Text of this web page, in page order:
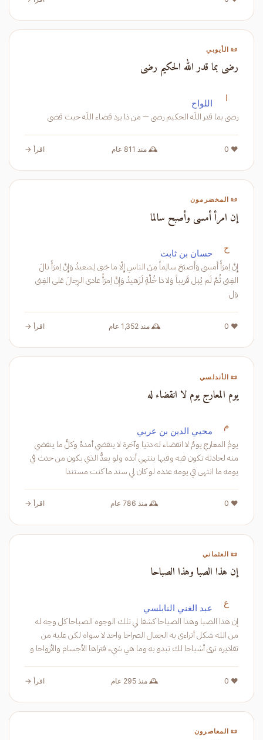
📜 الأيوبي
رضى بما قدر الله الحكيم رضى
ا اللواح
رضى بما قدر اللَه الحكيم رضى — من ذا يرد قضاء اللَه حيث قضى
❤️ 0 🕰️ منذ 811 عام اقرأ →
📜 المخضرمون
إن امرأ أمسى وأصبح سالما
ح حسان بن ثابت
إِنَّ اِمرَأً أَمسى وَأَصبَحَ سالِماً مِنَ الناسِ إِلّا ما جَنى لِسَعيدُ وَإِنَّ اِمرَأً نالَ
الغِنى ثُمَّ لَم يُنِل قَريباً وَلا ذا خُلَّةٍ لَزَهيدُ وَإِنَّ اِمرَأً عادى الرِجالَ عَلى الغِنى
وَل
❤️ 0 🕰️ منذ 1,352 عام اقرأ →
📜 الأندلسي
يوم المعارج يوم لا انقضاء له
م محيي الدين بن عربي
يومُ المعارجِ يومٌ لا انقضاء له دنيا وآخرة لا ينقضي أمدهْ وكلُّ ما ينقضي
منه لحادثة تكون فيه وفيها ينتهي أبده ولو يعدُّ الذي يكون من حدث في
يومه ما انتهى في يومه عدده لو كان لي سند ما كنت مستندا
❤️ 0 🕰️ منذ 786 عام اقرأ →
📜 العثماني
إن هذا الصبا وهذا الصباحا
ع عبد الغني النابلسي
إن هذا الصبا وهذا الصباحا كشفا لي تلك الوجوه الصباحا كل وجه له
من الله شكل أتراءى به الجمال الصراحا واحد لا سواه لكن عليه من
تقاديره ترى أشباحا لك تبدو به وما هي شيء فتراها الأجسام والأرواحا و
❤️ 0 🕰️ منذ 295 عام اقرأ →
📜 المعاصرون